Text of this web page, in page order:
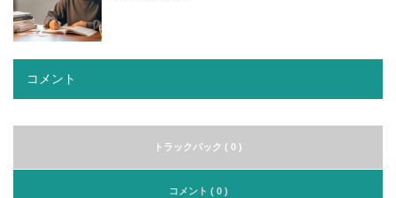
コメント
トラックバック ( 0 )
コメント ( 0 )